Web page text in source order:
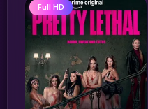
Full HD